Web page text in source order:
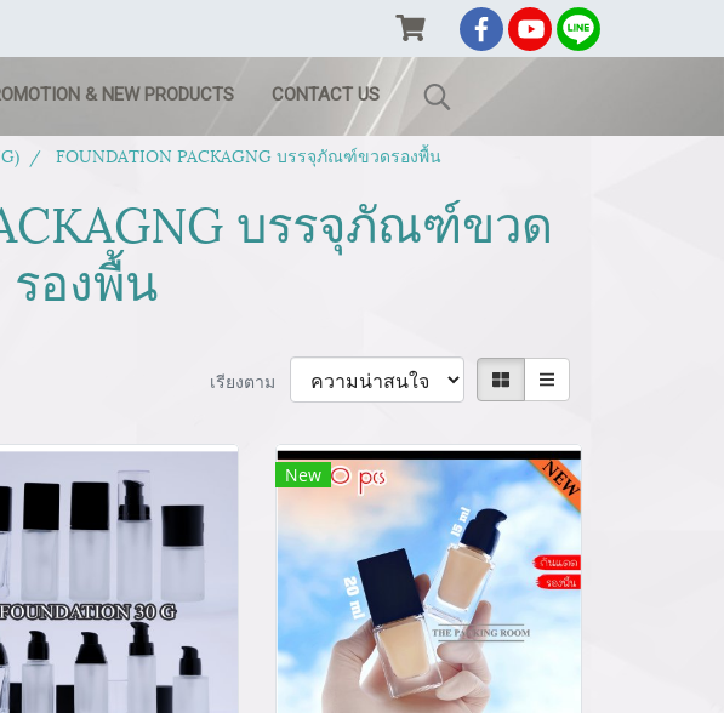
& NEW PRODUCTS CONTACT US
FOUNDATION PACKAGNG บรรจุภัณฑ์ขวดรองพื้น
บรรจุภัณฑ์ขวด
รองพื้น
เรียงตาม
New